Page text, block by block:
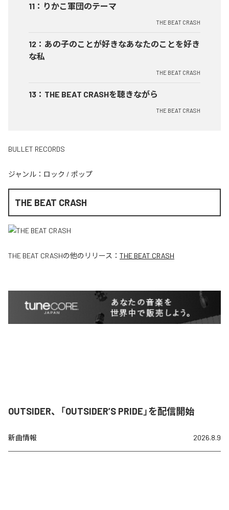
11 ： りかこ軍団のテーマ
THE BEAT CRASH
12 ： あの子のことが好きなあなたのことを好き
な私
THE BEAT CRASH
13 ： THE BEAT CRASHを聴きながら
THE BEAT CRASH
BULLET RECORDS
ジャンル： ロック / ポップ
THE BEAT CRASH
THE BEAT CRASHの他のリリース： THE BEAT CRASH
OUTSIDER、「OUTSIDER’S PRIDE」を配信開始
新曲情報 2026.8.9